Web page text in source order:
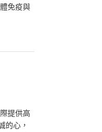
免疫與
提供高
的心，